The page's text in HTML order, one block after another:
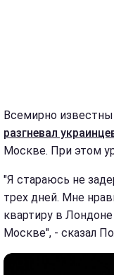
Всемирно
разгневал
Москве. При этом
"Я стараюсь не
трех дней. Мне
квартиру в
Москве", - сказал